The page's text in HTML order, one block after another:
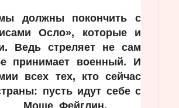
должны покончить с
Осло», которые и
Ведь стреляет не сам
принимает военный. И
всех тех, кто сейчас
пусть идут себе с
Моше Фейглин.